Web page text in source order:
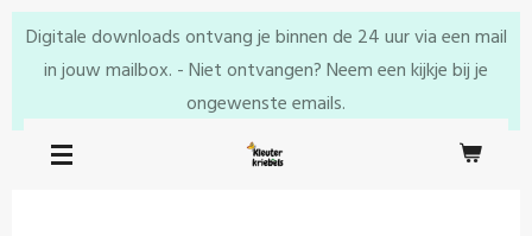
Ga
direct
de
hoofdinhoud
Digitale downloads ontvang je binnen de 24 uur via een mail
in jouw mailbox. - Niet ontvangen? Neem een kijkje bij je
ongewenste emails.